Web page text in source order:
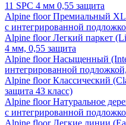
11 SPC 4 мм 0,55 защита
Alpine floor Премиальный
с интегрированной
Alpine floor Легкий паркет
4 мм, 0,55 защита
Alpine floor Насыщенный
интегрированной
Alpine floor Классический
защита 43 класс)
Alpine floor Натуральное
с интегрированной
Alpine floor Легкие линии